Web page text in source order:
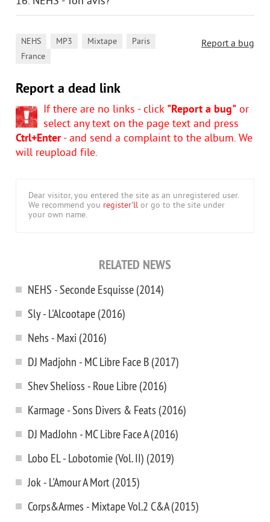
Report a bug
NEHS MP3 Mixtape Paris
France
Report a dead link
If there are no links - click "Report a bug" or
select any text on the page text and press
Ctrl+Enter- and send a complaint to the album. We
will reupload file.
Dear visitor, you entered the site as an unregistered user.
We recommend you register'll or go to the site under
your own name.
RELATED NEWS
NEHS - Seconde Esquisse (2014)
Sly - L'Alcootape (2016)
Nehs - Maxi (2016)
DJ Madjohn - MC Libre Face B (2017)
Shev Shelioss - Roue Libre (2016)
Karmage - Sons Divers & Feats (2016)
DJ MadJohn - MC Libre Face A (2016)
Lobo EL - Lobotomie (Vol. II) (2019)
Jok - L'Amour A Mort (2015)
Corps&Armes - Mixtape Vol.2 C&A (2015)